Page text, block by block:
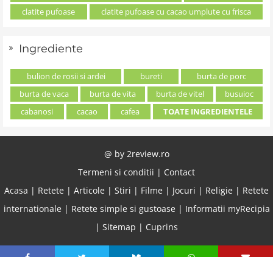
clatite pufoase
clatite pufoase cu cacao umplute cu frisca
Ingrediente
bulion de rosii si ardei bureti
burta de porc
burta de vaca
burta de vita burta de vitel
busuioc
cabanosi
cacao cafea TOATE INGREDIENTELE
@ by 2review.ro
Termeni si conditii | Contact
Acasa | Retete | Articole | Stiri | Filme | Jocuri | Religie | Retete
internationale| Retete simple si gustoase| Informatii myRecipia
| Sitemap | Cuprins